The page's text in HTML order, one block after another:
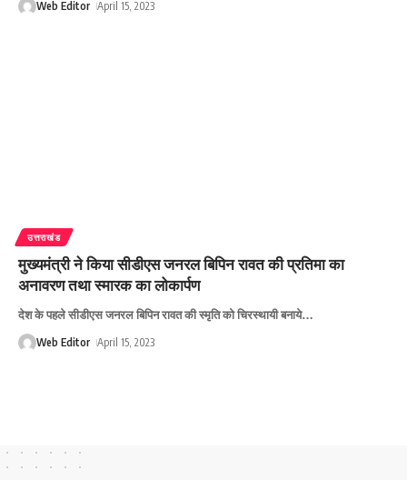
Web Editor April 15, 2023
उत्तराखंड
मुख्यमंत्री ने किया सीडीएस जनरल बिपिन रावत की प्रतिमा का
अनावरण तथा स्मारक का लोकार्पण
देश के पहले सीडीएस जनरल बिपिन रावत की स्मृति को चिरस्थायी बनाये…
Web Editor April 15, 2023